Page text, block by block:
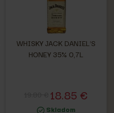
WHISKY JACK DANIEL'S
HONEY 35% 0,7L
18.85 €
Skladom